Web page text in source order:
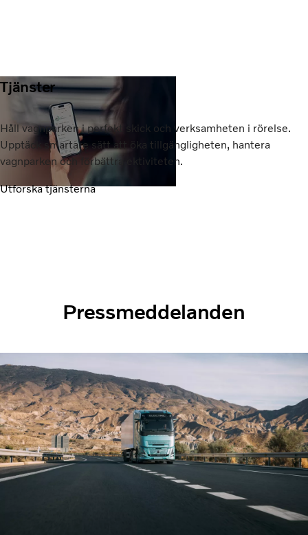
Tjänster
Håll vagnparken i perfekt skick och verksamheten i rörelse.
Upptäck smartare sätt att öka tillgängligheten, hantera
vagnparken och förbättra ektiviteten.
Utforska tjänsterna
Pressmeddelanden